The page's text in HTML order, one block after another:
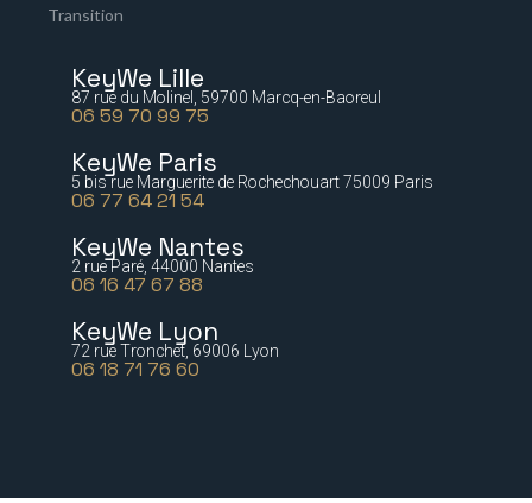
Transition
KeyWe Lille
87 rue du Molinel, 59700 Marcq-en-Baoreul
06 59 70 99 75
KeyWe Paris
5 bis rue Marguerite de Rochechouart 75009 Paris
06 77 64 21 54
KeyWe Nantes
2 rue Paré, 44000 Nantes
06 16 47 67 88
KeyWe Lyon
72 rue Tronchet, 69006 Lyon
06 18 71 76 60